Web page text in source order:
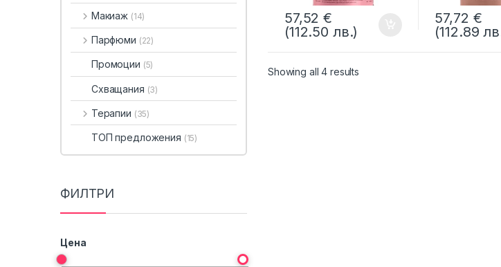
57,52€
(112.50 лв.)
57,72 €
(112.89
Showing all 4 results
Макиаж (14)
Парфюми (22)
Промоции (5)
Схващания (3)
Терапии (35)
ТОП предложения (15)
ФИЛТРИ
Цена